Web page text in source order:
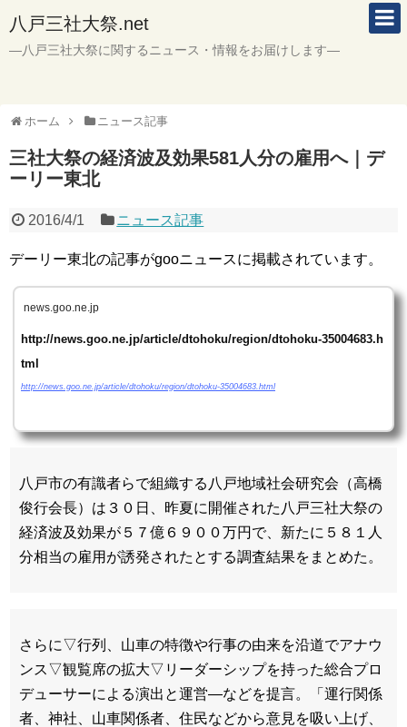
八戸三社大祭.net
―八戸三社大祭に関するニュース・情報をお届けします―
ホーム ニュース記事
三社大祭の経済波及効果581人分の雇用へ｜デ
ーリー東北
2016/4/1 ニュース記事
デーリー東北の記事がgooニュースに掲載されています。
news.goo.ne.jp
http://news.goo.ne.jp/article/dtohoku/region/dtohoku-35004683.h
tml
http://news.goo.ne.jp/article/dtohoku/region/dtohoku-35004683.html
八戸市の有識者らで組織する八戸地域社会研究会（高橋
俊行会長）は３０日、昨夏に開催された八戸三社大祭の
経済波及効果が５７億６９００万円で、新たに５８１人
分相当の雇用が誘発されたとする調査結果をまとめた。
さらに▽行列、山車の特徴や行事の由来を沿道でアナウ
ンス▽観覧席の拡大▽リーダーシップを持った総合プロ
デューサーによる演出と運営—などを提言。「運行関係
者、神社、山車関係者、住民などから意見を吸い上げ、